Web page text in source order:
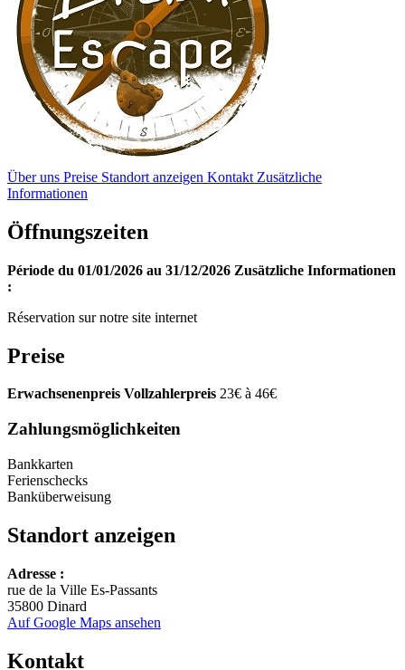
Über uns Preise Standort anzeigen Kontakt Zusätzliche
Informationen
Öffnungszeiten
Période du 01/01/2026 au 31/12/2026 Zusätzliche Informationen
:
Réservation sur notre site internet
Preise
Erwachsenenpreis Vollzahlerpreis 23€ à 46€
Zahlungsmöglichkeiten
Bankkarten
Ferienschecks
Banküberweisung
Standort anzeigen
+
−
Adresse :
rue de la Ville Es-Passants
35800 Dinard
Auf Google Maps ansehen
Kontakt